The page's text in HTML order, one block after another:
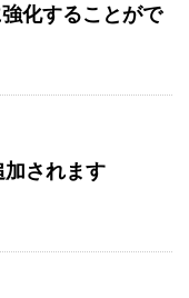
化することがで
されます